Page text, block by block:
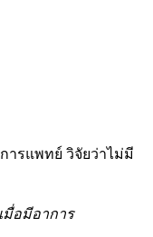
ารแพทย์ วิจัยว่าไม่มี
มื่อมีอาการ